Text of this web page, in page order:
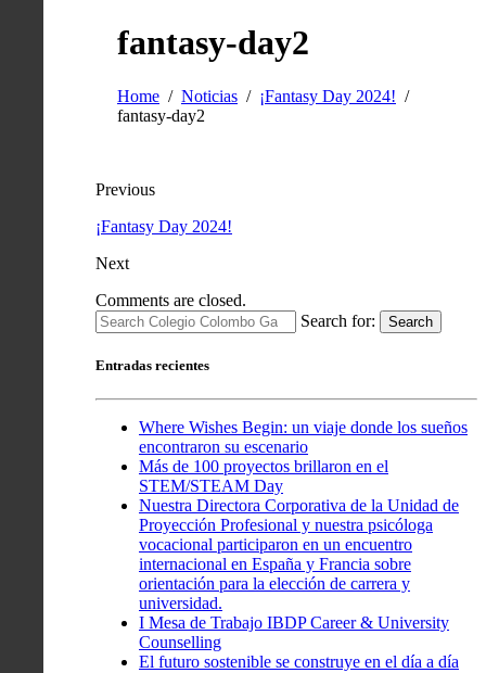
fantasy-day2
Home Noticias
¡Fantasy Day 2024!
fantasy-day2
Previous
¡Fantasy Day 2024!
Next
Comments are closed.
Search for:
Search
Entradas recientes
Where Wishes Begin: un viaje donde los sueños
encontraron su escenario
Más de 100 proyectos brillaron en el
STEM/STEAM Day
Nuestra Directora Corporativa de la Unidad de
Proyección Profesional y nuestra psicóloga
vocacional participaron en un encuentro
internacional en España y Francia sobre
orientación para la elección de carrera y
universidad.
I Mesa de Trabajo IBDP Career & University
Counselling
El futuro sostenible se construye en el día a día